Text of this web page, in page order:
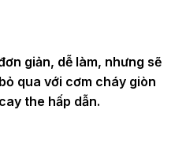
giản, dễ làm, nhưng sẽ
qua với cơm cháy giòn
the hấp dẫn.